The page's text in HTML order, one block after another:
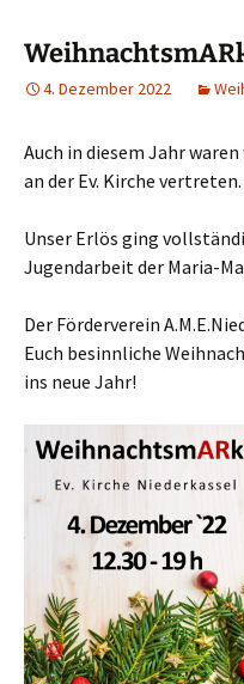
4. Dezember 2022
Auch in diesem Jahr
an der Ev. Kirche vertreten.
Unser Erlös ging
Jugendarbeit der Maria-
Der Förderverein
Euch besinnliche
ins neue Jahr!